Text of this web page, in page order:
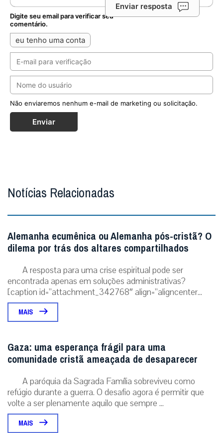
Enviar resposta
Digite seu email para verificar seu
comentário.
eu tenho uma conta
Não enviaremos nenhum e-mail de marketing ou solicitação.
Enviar
Notícias Relacionadas
Alemanha ecumênica ou Alemanha pós-cristã? O
dilema por trás dos altares compartilhados
A resposta para uma crise espiritual pode ser
encontrada apenas em soluções administrativas?
[caption id=”attachment_342768″ align=”aligncenter...
MAIS
Gaza: uma esperança frágil para uma
comunidade cristã ameaçada de desaparecer
A paróquia da Sagrada Família sobreviveu como
refúgio durante a guerra. O desafio agora é permitir que
volte a ser plenamente aquilo que sempre ...
MAIS